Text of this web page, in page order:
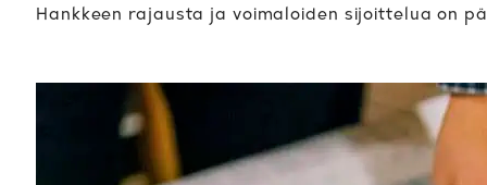
Hankkeen rajausta ja voimaloiden sijoittelua on